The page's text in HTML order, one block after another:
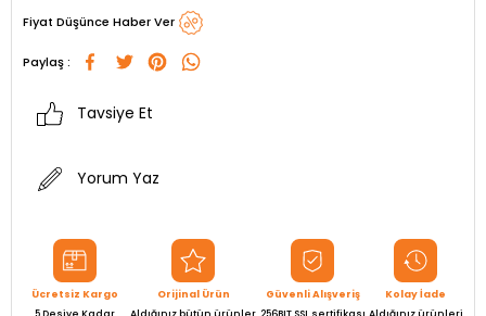
Fiyat Düşünce Haber Ver
Paylaş :
Tavsiye Et
Yorum Yaz
Ücretsiz Kargo
Orijinal Ürün
Güvenli Alışveriş
Kolay İade